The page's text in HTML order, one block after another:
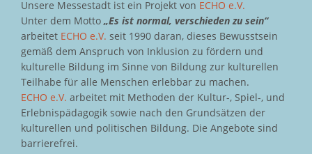
Unsere Messestadt ist ein Projekt von ECHO e.V.
Unter dem Motto „Es ist normal, verschieden zu sein“
arbeitet ECHO e.V. seit 1990 daran, dieses Bewusstsein
gemäß dem Anspruch von Inklusion zu fördern und
kulturelle Bildung im Sinne von Bildung zur kulturellen
Teilhabe für alle Menschen erlebbar zu machen.
ECHO e.V. arbeitet mit Methoden der Kultur-, Spiel-, und
Erlebnispädagogik sowie nach den Grundsätzen der
kulturellen und politischen Bildung. Die Angebote sind
barrierefrei.